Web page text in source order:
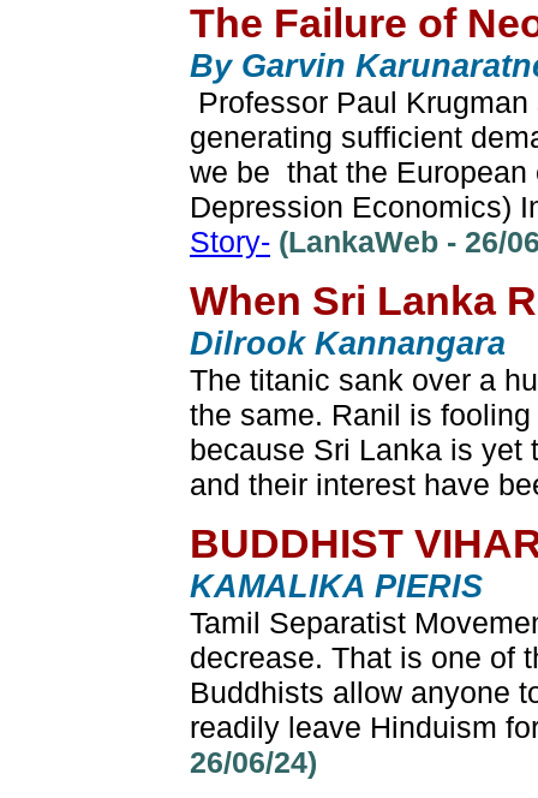
The Failure of
By Garvin
Professor Paul
generating sufficient
we be that the European
Depression Economics)
Story- (LankaWeb - 26/
When Sri Lanka
Dilrook Kannangara
The titanic sank over a
the same. Ranil is
because Sri Lanka is yet
and their interest have
BUDDHIST
KAMALIKA PIERIS
Tamil Separatist
decrease. That is one of
Buddhists allow anyone
readily leave Hinduism
26/06/24)